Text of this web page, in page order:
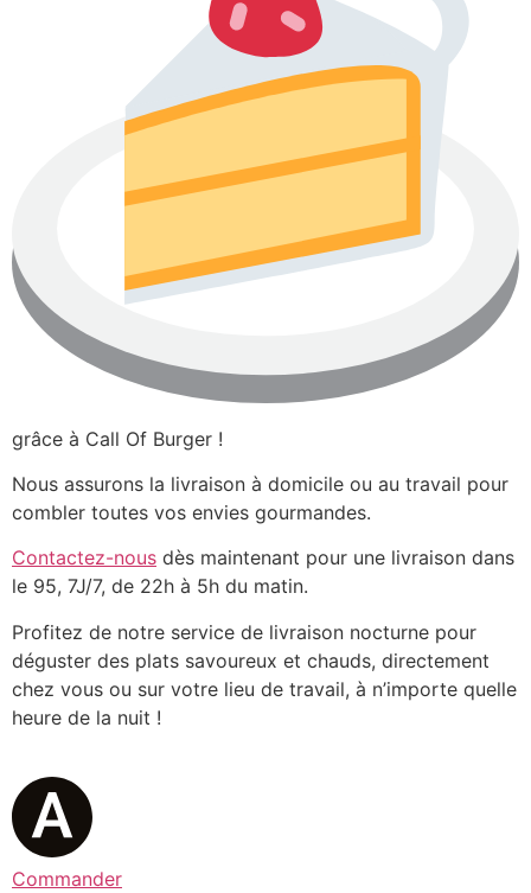
grâce à Call Of Burger !
Nous assurons la livraison à domicile ou au travail pour
combler toutes vos envies gourmandes.
Contactez-nous dès maintenant pour une livraison dans
le 95, 7J/7, de 22h à 5h du matin.
Profitez de notre service de livraison nocturne pour
déguster des plats savoureux et chauds, directement
chez vous ou sur votre lieu de travail, à n’importe quelle
heure de la nuit !
Commander